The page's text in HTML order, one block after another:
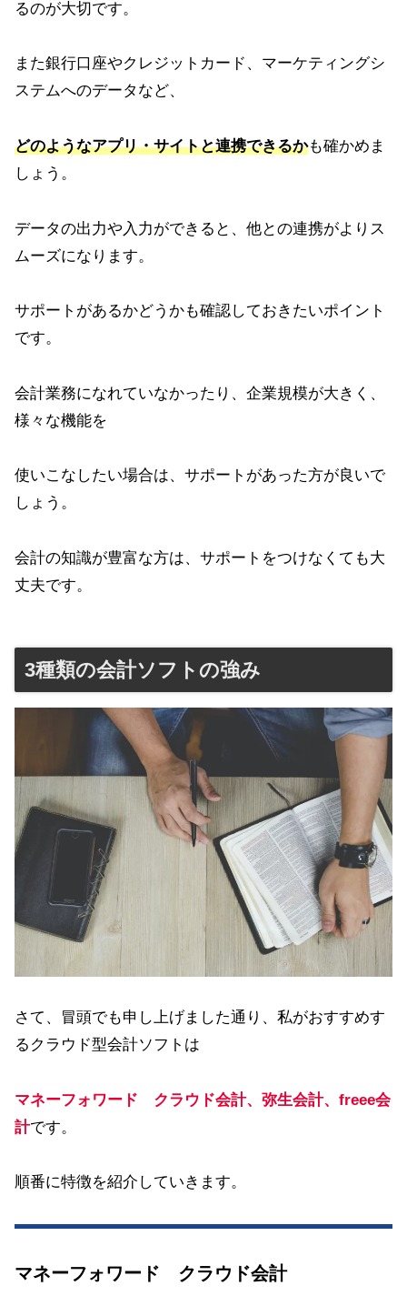
るのが大切です。
また銀行口座やクレジットカード、マーケティングシ
ステムへのデータなど、
どのようなアプリ・サイトと連携できるかも確かめま
しょう。
データの出力や入力ができると、他との連携がよりス
ムーズになります。
サポートがあるかどうかも確認しておきたいポイント
です。
会計業務になれていなかったり、企業規模が大きく、
様々な機能を
使いこなしたい場合は、サポートがあった方が良いで
しょう。
会計の知識が豊富な方は、サポートをつけなくても大
丈夫です。
3種類の会計ソフトの強み
さて、冒頭でも申し上げました通り、私がおすすめす
るクラウド型会計ソフトは
マネーフォワード クラウド会計、弥生会計、freee会
計です。
順番に特徴を紹介していきます。
マネーフォワード クラウド会計